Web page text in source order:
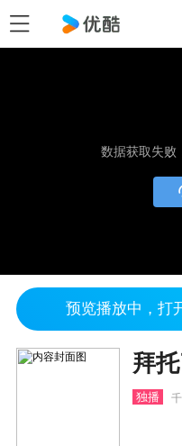
数据获取失败
预览播放中，打
独播